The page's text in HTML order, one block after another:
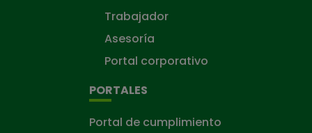
Trabajador
Asesoría
Portal corporativo
PORTALES
Portal de cumplimiento